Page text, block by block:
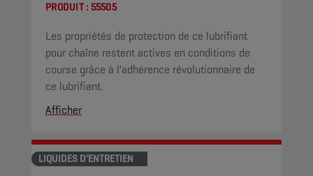
PRODUIT : 55505
Les propriétés de protection de ce lubrifiant
pour chaîne restent actives en conditions de
course grâce à l'adhérence révolutionnaire de
ce lubrifiant.
Afficher
LIQUIDES D’ENTRETIEN